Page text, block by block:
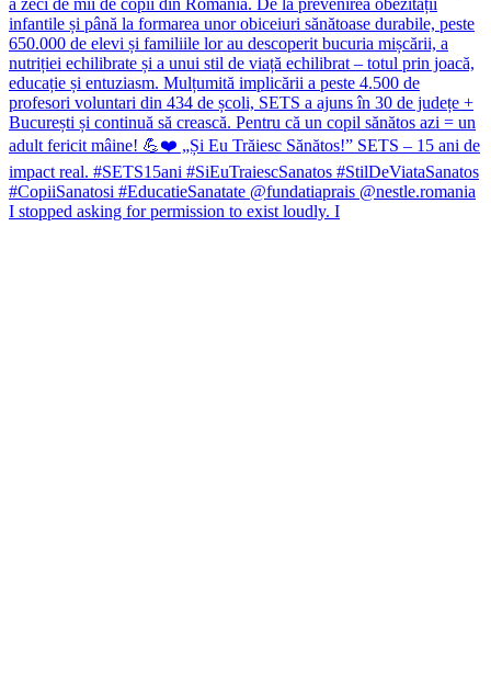
I stopped asking for permission to exist loudly. I